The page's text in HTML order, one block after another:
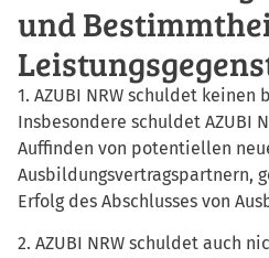
und
1. AZUBI NRW schuldet keinen
Insbesondere schuldet AZUBI
Auffinden von potentiellen
Ausbildungsvertragspartnern,
Erfolg des Abschlusses von
2. AZUBI NRW schuldet auch